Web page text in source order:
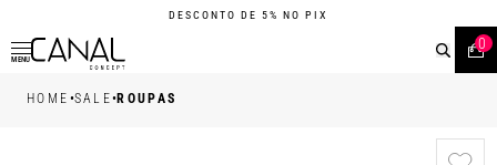
DESCONTO DE 5% NO PIX
MENU
0
HOME •SALE•ROUPAS